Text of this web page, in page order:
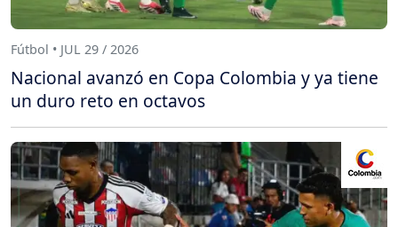
Fútbol • JUL 29 / 2026
Nacional avanzó en Copa Colombia y ya tiene
un duro reto en octavos